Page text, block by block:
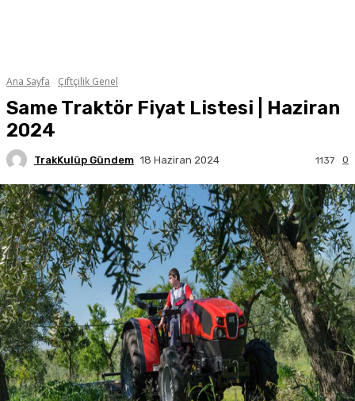
Ana Sayfa Çiftçilik Genel
Same Traktör Fiyat Listesi | Haziran
2024
TrakKulüp Gündem 18 Haziran 2024 0
1137